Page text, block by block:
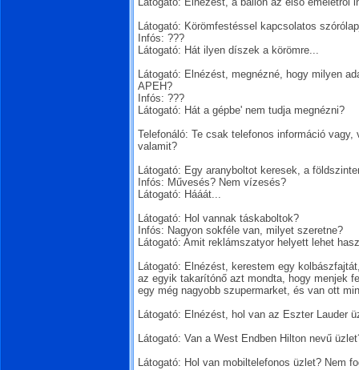
Látogató: Elnézést, a ballon az első emeletről
Látogató: Körömfestéssel kapcsolatos
Infós: ???
Látogató: Hát ilyen díszek a körömre...
Látogató: Elnézést, megnézné, hogy milyen
APEH?
Infós: ???
Látogató: Hát a gépbe' nem tudja megnézni?
Telefonáló: Te csak telefonos információ
valamit?
Látogató: Egy aranyboltot keresek, a
Infós: Művesés? Nem vízesés?
Látogató: Hááát...
Látogató: Hol vannak táskaboltok?
Infós: Nagyon sokféle van, milyet szeretne?
Látogató: Amit reklámszatyor helyett lehet
Látogató: Elnézést, kerestem egy
az egyik takarítónő azt mondta, hogy menjek
egy még nagyobb szupermarket, és van ott
Látogató: Elnézést, hol van az Eszter Lauder
Látogató: Van a West Endben Hilton nevű
Látogató: Hol van mobiltelefonos üzlet? Nem